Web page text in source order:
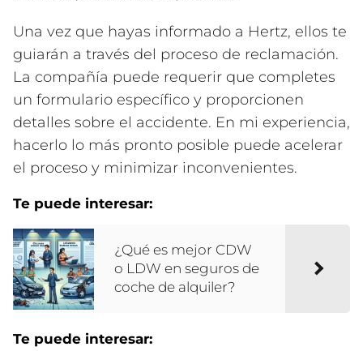
Una vez que hayas informado a Hertz, ellos te
guiarán a través del proceso de reclamación.
La compañía puede requerir que completes
un formulario específico y proporcionen
detalles sobre el accidente. En mi experiencia,
hacerlo lo más pronto posible puede acelerar
el proceso y minimizar inconvenientes.
Te puede interesar:
¿Qué es mejor CDW
o LDW en seguros de
coche de alquiler?
Te puede interesar: